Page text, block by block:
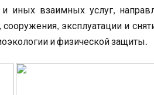
иных взаимных услуг,
эксплуатации и
и физической защиты.